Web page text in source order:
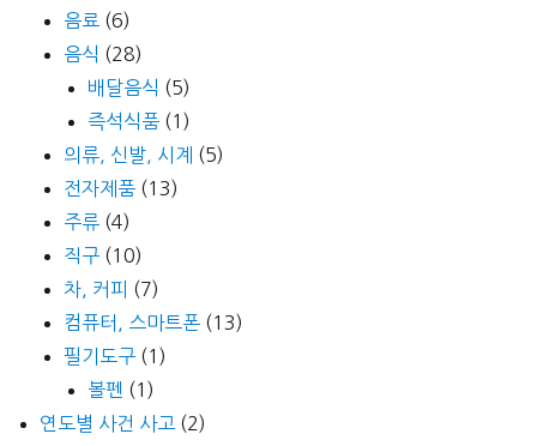
음료 (6)
음식 (28)
배달음식 (5)
즉석식품 (1)
의류, 신발, 시계
(5)
전자제품 (13)
주류 (4)
직구 (10)
차, 커피 (7)
컴퓨터, 스마트폰 (13)
필기도구 (1)
볼펜 (1)
연도별 사건 사고 (2)